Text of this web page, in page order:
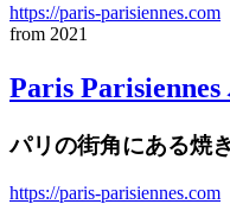
https://paris-parisiennes.com
from 2021
Paris
パリの街角にある焼
https://paris-parisiennes.com